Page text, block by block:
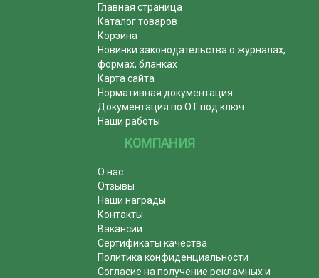
Главная страница
Каталог товаров
Корзина
Новинки законодательства о журналах,
формах, бланках
Карта сайта
Нормативная документация
Документация по ОТ под ключ
Наши работы
КОМПАНИЯ
О нас
Отзывы
Наши награды
Контакты
Вакансии
Сертификаты качества
Политика конфиденциальности
Согласие на получение рекламных и